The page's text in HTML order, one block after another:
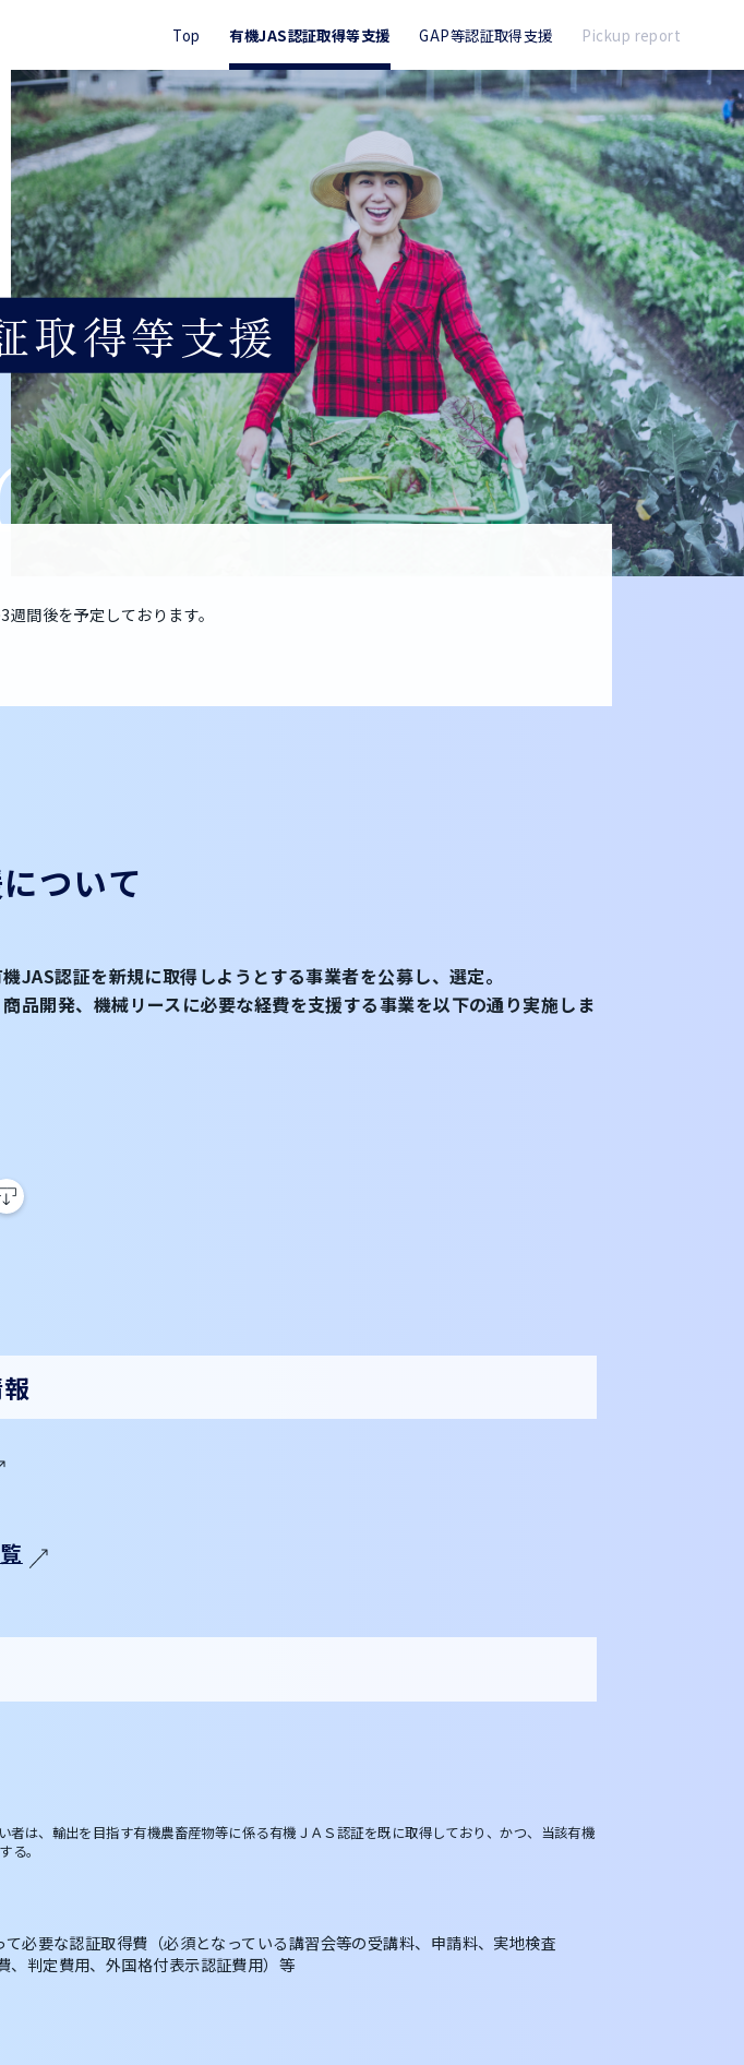
Top 有機JAS認証取得等支援 GAP等認証取得支援 Pickup report
取得等支援
間後を予定しております。
ついて
JAS認証を新規に取得しようとする事業者を公募し、選定。
品開発、機械リースに必要な経費を支援する事業を以下の通り実施しま
は、輸出を目指す有機農畜産物等に係る有機ＪＡＳ認証を既に取得しており、かつ、当該有機
る。
必要な認証取得費（必須となっている講習会等の受講料、申請料、実地検査
、判定費用、外国格付表示認証費用）等